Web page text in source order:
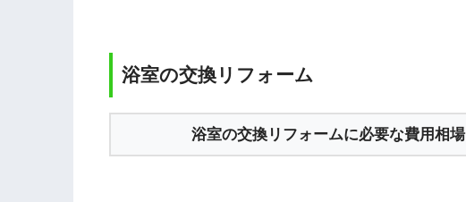
浴室の交換リフォーム
浴室の交換リフォームに必要な費用相場